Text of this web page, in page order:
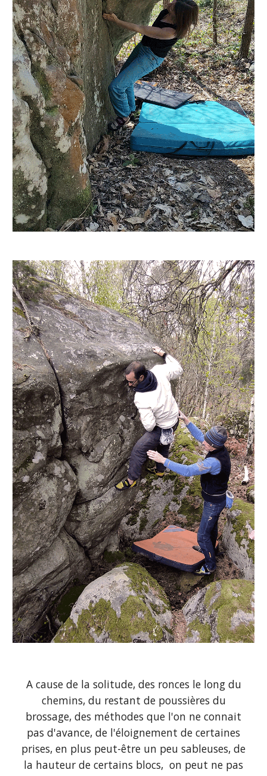
A cause de la solitude, des ronces le long du
chemins, du restant de poussières du
brossage, des méthodes que l'on ne connait
pas d'avance, de l'éloignement de certaines
prises, en plus peut-être un peu sableuses, de
la hauteur de certains blocs, on peut ne pas